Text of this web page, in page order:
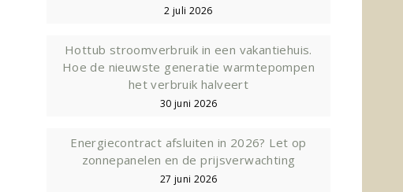
2 juli 2026
Hottub stroomverbruik in een vakantiehuis.
Hoe de nieuwste generatie warmtepompen
het verbruik halveert
30 juni 2026
Energiecontract afsluiten in 2026? Let op
zonnepanelen en de prijsverwachting
27 juni 2026